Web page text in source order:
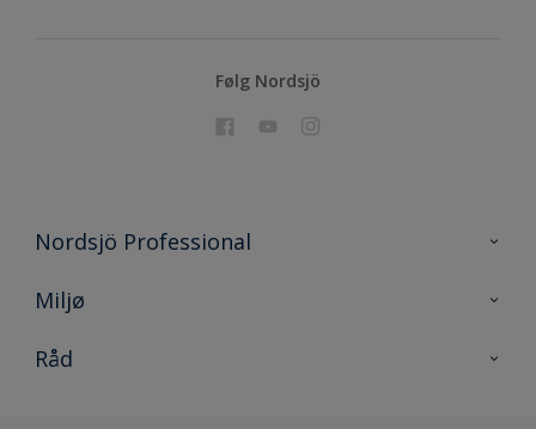
Følg Nordsjö
Nordsjö Professional
Kontakt oss
Prosjekt
Miljø
Bærekraftig utvikling
Råd